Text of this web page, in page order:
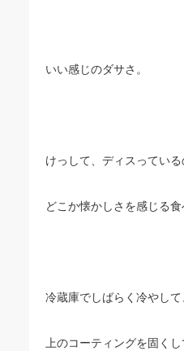
いい感じのダサさ。
けっして、ディスっている
どこか懐かしさを感じる食
冷蔵庫でしばらく冷やして
上のコーティングを固くし